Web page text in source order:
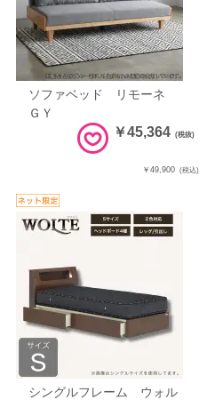
ソファベッド リモーネ
ＧＹ
￥45,364 (税抜)
￥49,900 (税込)
シングルフレーム ウォル